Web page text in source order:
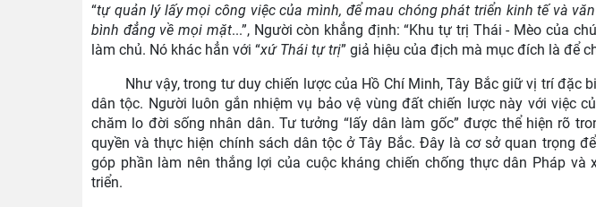
“tự quản lý lấy mọi công việc của mình, để mau chóng phát triển kinh tế và
bình đẳng về mọi mặt...”, Người còn khẳng định: “Khu tự trị Thái - Mèo của
làm chủ. Nó khác hẳn với “xứ Thái tự trị” giả hiệu của địch mà mục đích là để
Như vậy, trong tư duy chiến lược của Hồ Chí Minh, Tây Bắc giữ vị trí đặc
dân tộc. Người luôn gắn nhiệm vụ bảo vệ vùng đất chiến lược này với việc
chăm lo đời sống nhân dân. Tư tưởng “lấy dân làm gốc” được thể hiện rõ
quyền và thực hiện chính sách dân tộc ở Tây Bắc. Đây là cơ sở quan trọng
góp phần làm nên thắng lợi của cuộc kháng chiến chống thực dân Pháp và
triển.